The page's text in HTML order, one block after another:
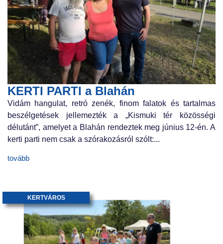
KERTI PARTI a Blahán
Vidám hangulat, retró zenék, finom falatok és tartalmas
beszélgetések jellemezték a „Kismuki tér közösségi
délutánt”, amelyet a Blahán rendeztek meg június 12-én. A
kerti parti nem csak a szórakozásról szólt:...
tovább
KERTVÁROS